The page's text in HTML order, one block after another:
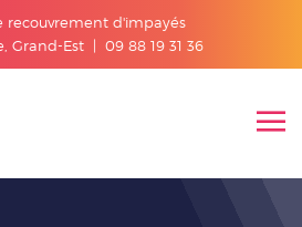
recouvrement d'impayés
Grand-Est | 09 88 19 31 36